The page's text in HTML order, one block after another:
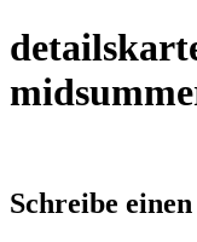
Schreibe